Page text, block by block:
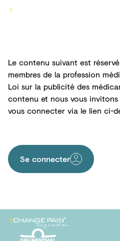
Le contenu suivant est
membres de la profession
Loi sur la publicité des
contenu et nous vous
vous connecter via le lien ci-
Se connecter